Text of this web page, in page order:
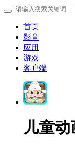
首页
影音
应用
游戏
客户端
儿童动